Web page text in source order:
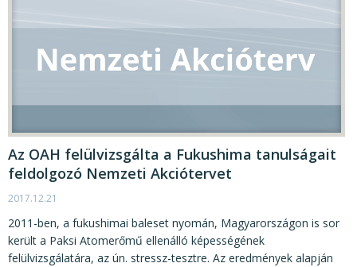
Az OAH felülvizsgálta a Fukushima tanulságait
feldolgozó Nemzeti Akciótervet
2017.12.21
2011-ben, a fukushimai baleset nyomán, Magyarországon is sor
került a Paksi Atomerőmű ellenálló képességének
felülvizsgálatára, az ún. stressz-tesztre. Az eredmények alapján